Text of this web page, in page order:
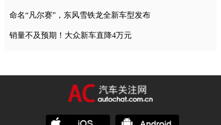
命名“凡尔赛”，东风雪铁龙全新车型发布
销量不及预期！大众新车直降4万元